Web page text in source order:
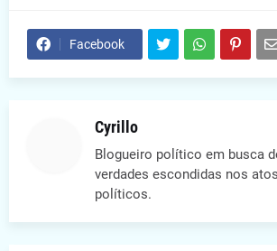
Facebook
Cyrillo
Blogueiro político em busca
verdades escondidas nos
políticos.